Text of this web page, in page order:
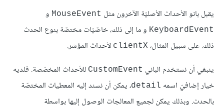
يقبل بانو الأحداث اﻷصليّة الآخرون مثل MouseEvent و
KeyboardEvent و ما إلى ذلك، خاصّيّات مختصّة بنوع الحدث
ذلك. على سبيل المثال، clientX لأحداث المؤشر.
ينبغي أن نستخدم الباني CustomEvent للأحداث المخصّصة. فلديه
خيار إضافيّ اسمه detail، يمكن أن نسند إليه المعطيات المختصّة
بالحدث. وبذلك يمكن لجميع المعالجات الوصول إليها بواسطة